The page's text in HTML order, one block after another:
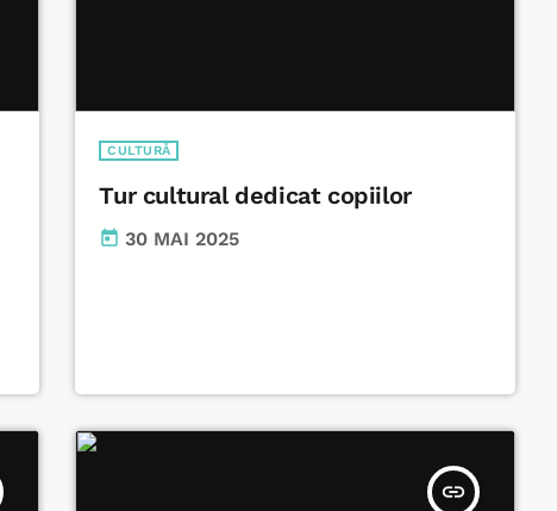
CULTURĂ
Tur cultural dedicat copiilor
today 30 MAI 2025
insert_link